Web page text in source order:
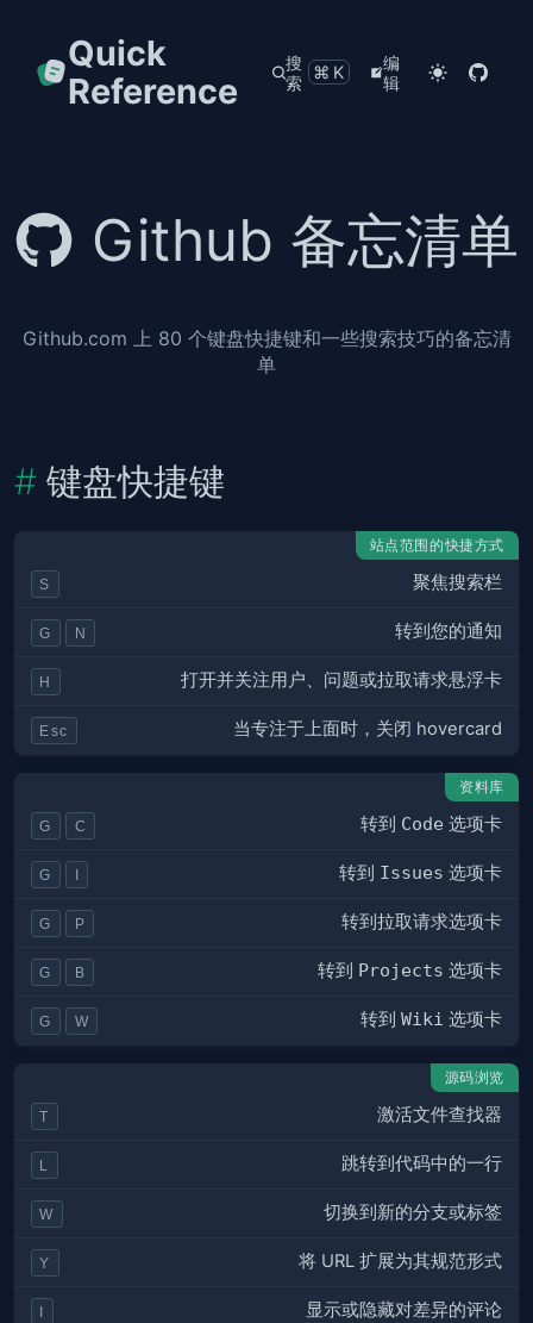
Quick
Reference
搜
索
⌘K
编
辑
Github 备忘清单
Github.com 上 80 个键盘快捷键和一些搜索技巧的备忘清
单
键盘快捷键
站点范围的快捷方式
S 聚焦搜索栏
G N 转到您的通知
H 打开并关注用户、问题或拉取请求悬浮卡
Esc 当专注于上面时，关闭 hovercard
资料库
G C 转到 Code 选项卡
G I 转到 Issues 选项卡
G P 转到拉取请求选项卡
G B 转到 Projects 选项卡
G W 转到 Wiki 选项卡
源码浏览
T 激活文件查找器
L 跳转到代码中的一行
W 切换到新的分支或标签
Y 将 URL 扩展为其规范形式
I 显示或隐藏对差异的评论